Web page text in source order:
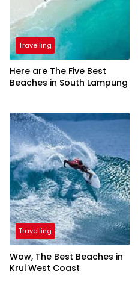
Travelling
Here are The Five Best
Beaches in South Lampung
Travelling
Wow, The Best Beaches in
Krui West Coast